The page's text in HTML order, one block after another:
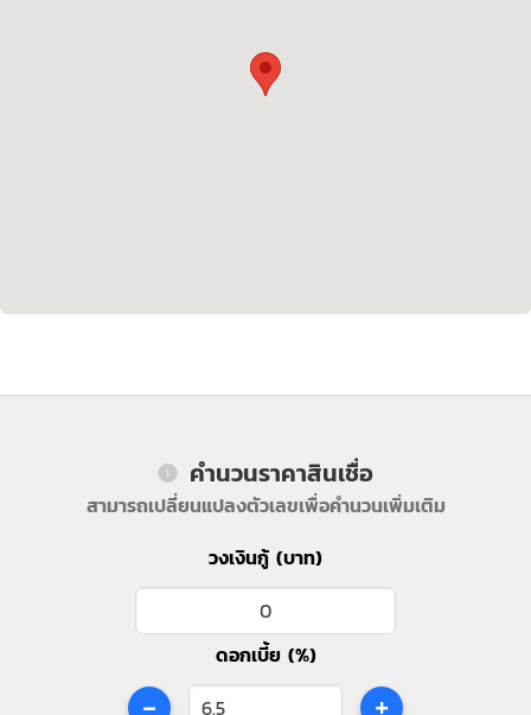
คำนวนราคาสินเชื่อ
สามารถเปลี่ยนแปลงตัวเลขเพื่อคำนวนเพิ่มเติม
วงเงินกู้ (บาท)
ดอกเบี้ย (%)
- +